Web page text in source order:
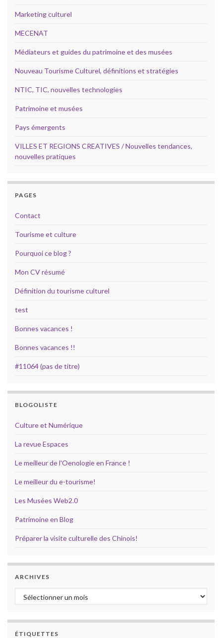
Marketing culturel
MECENAT
Médiateurs et guides du patrimoine et des musées
Nouveau Tourisme Culturel, définitions et stratégies
NTIC, TIC, nouvelles technologies
Patrimoine et musées
Pays émergents
VILLES ET REGIONS CREATIVES / Nouvelles tendances,
nouvelles pratiques
PAGES
Contact
Tourisme et culture
Pourquoi ce blog ?
Mon CV résumé
Définition du tourisme culturel
test
Bonnes vacances !
Bonnes vacances !!
#11064 (pas de titre)
BLOGOLISTE
Culture et Numérique
La revue Espaces
Le meilleur de l'Oenologie en France !
Le meilleur du e-tourisme!
Les Musées Web2.0
Patrimoine en Blog
Préparer la visite culturelle des Chinois!
ARCHIVES
Archives
ÉTIQUETTES